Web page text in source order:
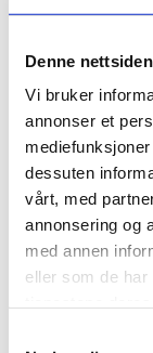
Denne
Vi bruker
annonser et
dessuten
vårt, med
annonsering og
med annen
eller som de
Gjøre det
for å kunne
Iblant
andre firma
nettstedet.
Slik
Du kan slette
helst, men dette